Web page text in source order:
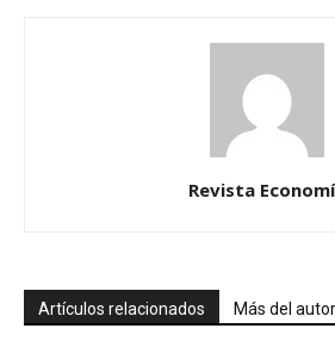
Revista
Artículos relacionados Más del autor